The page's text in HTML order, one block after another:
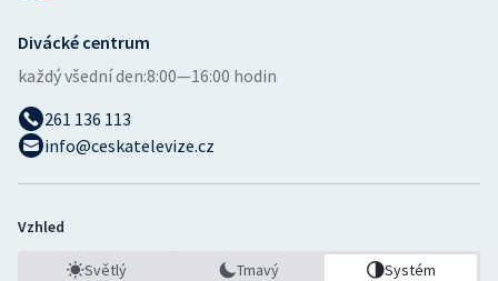
Divácké centrum
každý všední den:8:00—16:00 hodin
261 136 113
info@ceskatelevize.cz
Vzhled
Světlý Tmavý Systém